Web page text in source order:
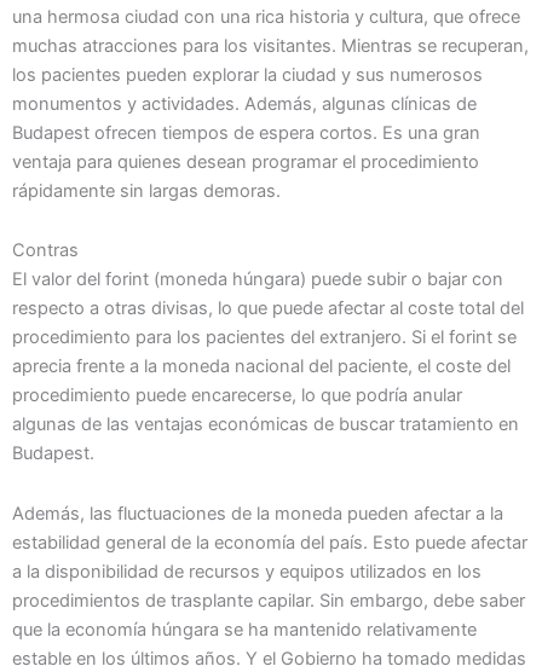
una hermosa ciudad con una rica historia y cultura, que ofrece
muchas atracciones para los visitantes. Mientras se recuperan,
los pacientes pueden explorar la ciudad y sus numerosos
monumentos y actividades. Además, algunas clínicas de
Budapest ofrecen tiempos de espera cortos. Es una gran
ventaja para quienes desean programar el procedimiento
rápidamente sin largas demoras.
Contras
El valor del forint (moneda húngara) puede subir o bajar con
respecto a otras divisas, lo que puede afectar al coste total del
procedimiento para los pacientes del extranjero. Si el forint se
aprecia frente a la moneda nacional del paciente, el coste del
procedimiento puede encarecerse, lo que podría anular
algunas de las ventajas económicas de buscar tratamiento en
Budapest.
Además, las fluctuaciones de la moneda pueden afectar a la
estabilidad general de la economía del país. Esto puede afectar
a la disponibilidad de recursos y equipos utilizados en los
procedimientos de trasplante capilar. Sin embargo, debe saber
que la economía húngara se ha mantenido relativamente
estable en los últimos años. Y el Gobierno ha tomado medidas